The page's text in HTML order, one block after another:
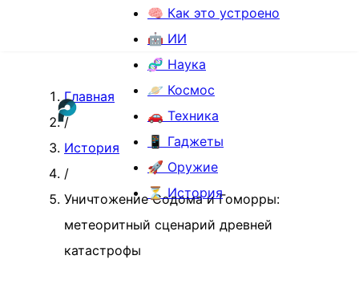
🧠 Как это устроено
🤖 ИИ
🧬 Наука
🪐 Космос
🚗 Техника
📱 Гаджеты
🚀 Оружие
⏳ История
Главная
/
История
/
Уничтожение Содома и Гоморры:
метеоритный сценарий древней
катастрофы